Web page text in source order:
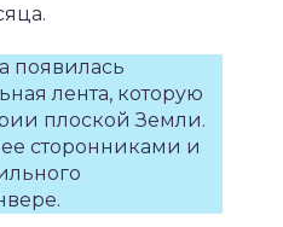
появилась
лента, которую
плоской Земли.
сторонниками и